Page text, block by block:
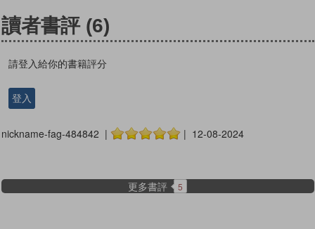
讀者書評 (6)
請登入給你的書籍評分
登入
nickname-fag-484842 | | 12-08-2024
更多書評 5